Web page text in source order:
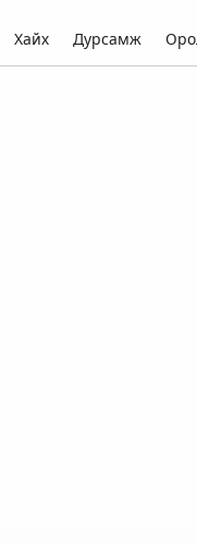
Хайх Дурсамж